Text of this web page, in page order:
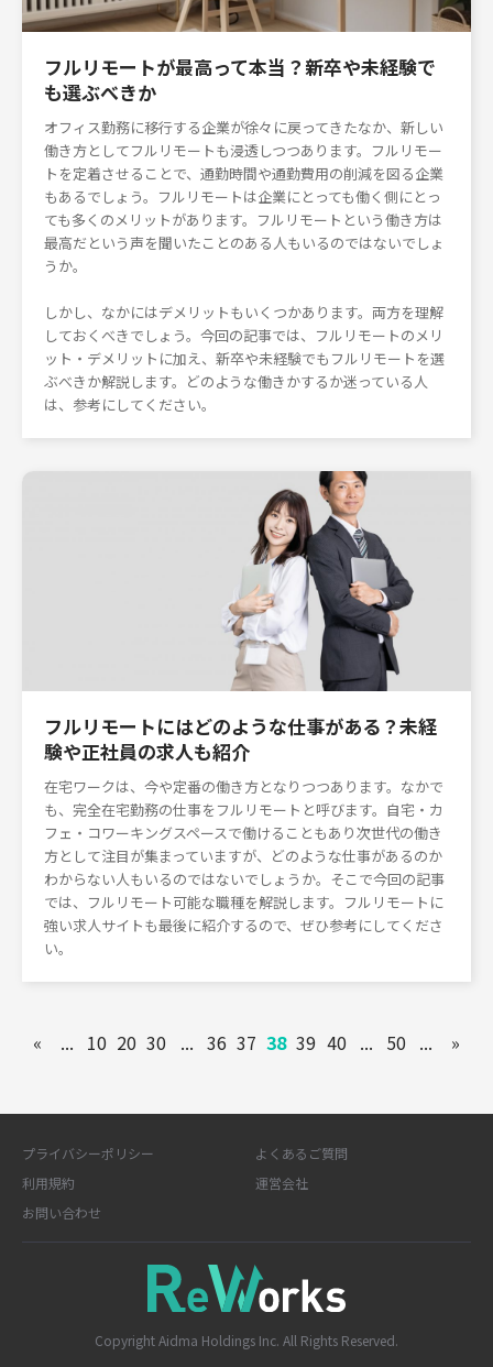
フルリモートが最高って本当？新卒や未経験で
も選ぶべきか
オフィス勤務に移行する企業が徐々に戻ってきたなか、新しい
働き方としてフルリモートも浸透しつつあります。フルリモー
トを定着させることで、通勤時間や通勤費用の削減を図る企業
もあるでしょう。フルリモートは企業にとっても働く側にとっ
ても多くのメリットがあります。フルリモートという働き方は
最高だという声を聞いたことのある人もいるのではないでしょ
うか。
しかし、なかにはデメリットもいくつかあります。両方を理解
しておくべきでしょう。今回の記事では、フルリモートのメリ
ット・デメリットに加え、新卒や未経験でもフルリモートを選
ぶべきか解説します。どのような働きかするか迷っている人
は、参考にしてください。
フルリモートにはどのような仕事がある？未経
験や正社員の求人も紹介
在宅ワークは、今や定番の働き方となりつつあります。なかで
も、完全在宅勤務の仕事をフルリモートと呼びます。自宅・カ
フェ・コワーキングスペースで働けることもあり次世代の働き
方として注目が集まっていますが、どのような仕事があるのか
わからない人もいるのではないでしょうか。そこで今回の記事
では、フルリモート可能な職種を解説します。フルリモートに
強い求人サイトも最後に紹介するので、ぜひ参考にしてくださ
い。
« ... 10 20 30 ... 36 37 38 39 40 ... 50 ... »
プライバシーポリシー
よくあるご質問
利用規約
運営会社
お問い合わせ
Copyright Aidma Holdings Inc. All Rights Reserved.